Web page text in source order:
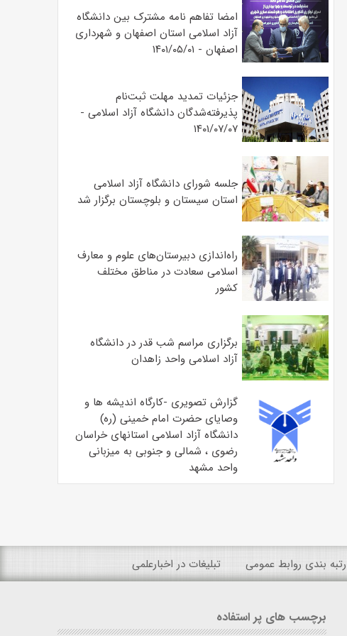
امضا تفاهم نامه مشترک بین دانشگاه
آزاد اسلامی استان اصفهان و شهرداری
اصفهان - ۱۴۰۱/۰۵/۰۱
جزئیات تمدید مهلت ثبت‌نام
پذیرفته‌شدگان دانشگاه آزاد اسلامی -
۱۴۰۱/۰۷/۰۷
جلسه شورای دانشگاه آزاد اسلامی
استان سیستان و بلوچستان برگزار شد
‌راه‌اندازی دبیرستان‌های علوم و معارف
اسلامی سعادت در مناطق مختلف
کشور
برگزاری مراسم شب قدر در دانشگاه
آزاد اسلامی واحد زاهدان
گزارش تصویری -کارگاه اندیشه ها و
وصایای حضرت امام خمینی (ره)
دانشگاه آزاد اسلامی استانهای خراسان
رضوی ، شمالی و جنوبی به میزبانی
واحد مشهد
رتبه بندی روابط عمومی تبلیغات در اخبارعلمی
برچسب های پر استفاده